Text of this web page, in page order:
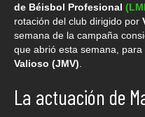
de Béisbol Profesional
rotación del club dirigido por
semana de la campaña
que abrió esta semana,
Valioso (JMV)
La actuación de